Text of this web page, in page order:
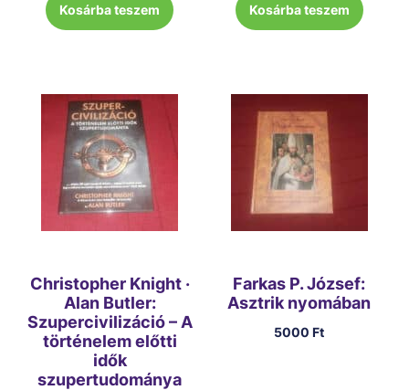
Kosárba teszem Kosárba teszem
Christopher Knight ·
Alan Butler:
Szupercivilizáció – A
történelem előtti
idők
szupertudománya
Farkas P. József:
Asztrik nyomában
5000Ft